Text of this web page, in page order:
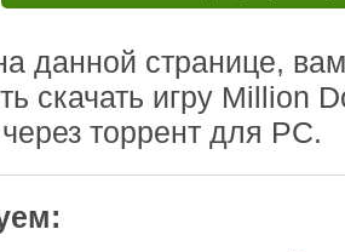
данной странице,
скачать игру Million
торрент для PC.